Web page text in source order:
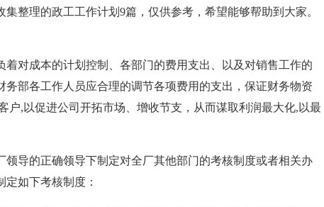
整理的政工工作计划9篇，仅供参考，希望能够帮助到大家。
着对成本的计划控制、各部门的费用支出、以及对销售工作的
部各工作人员应合理的调节各项费用的支出，保证财务物资
户,以促进公司开拓市场、增收节支，从而谋取利润最大化,以最
导的正确领导下制定对全厂其他部门的考核制度或者相关办
如下考核制度：